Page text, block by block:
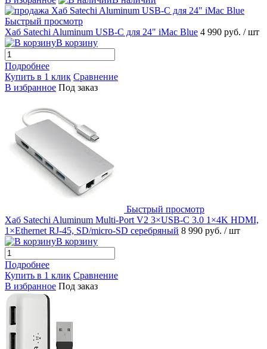
Быстрый просмотр
Хаб Satechi Aluminum USB-C для 24" iMac Blue 4 990 руб. / шт
В корзину
Подробнее
Купить в 1 клик Сравнение
В избранное Под заказ
Быстрый просмотр
Хаб Satechi Aluminum Multi-Port V2 3×USB-C 3.0 1×4K HDMI,
1×Ethernet RJ-45, SD/micro-SD серебряный 8 990 руб. / шт
В корзину
Подробнее
Купить в 1 клик Сравнение
В избранное Под заказ